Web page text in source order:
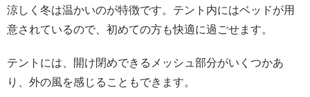
涼しく冬は温かいのが特徴です。テント内にはベッドが用
意されているので、初めての方も快適に過ごせます。
テントには、開け閉めできるメッシュ部分がいくつかあ
り、外の風を感じることもできます。